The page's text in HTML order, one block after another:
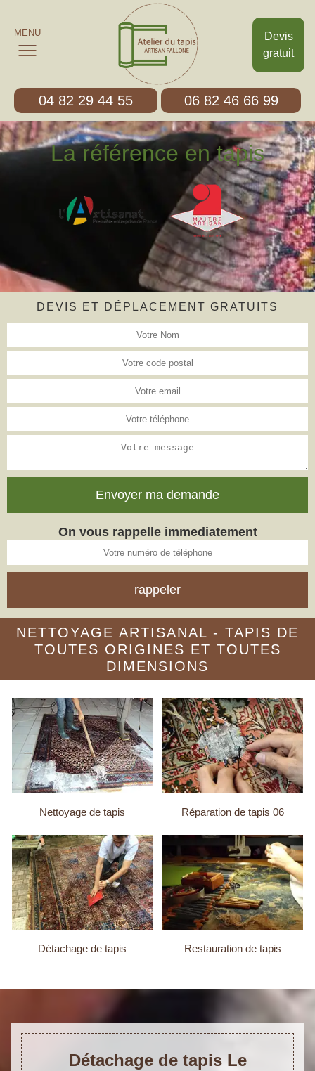
Devis
gratuit
MENU
04 82 29 44 55 06 82 46 66 99
La référence en tapis
DEVIS ET DÉPLACEMENT GRATUITS
On vous rappelle immediatement
NETTOYAGE ARTISANAL - TAPIS DE
TOUTES ORIGINES ET TOUTES
DIMENSIONS
Nettoyage de tapis Réparation de tapis 06
Détachage de tapis Restauration de tapis
Détachage de tapis Le